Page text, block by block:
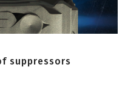
suppressors